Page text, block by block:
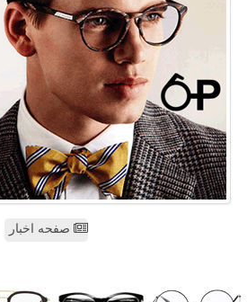
صفحه اخبار